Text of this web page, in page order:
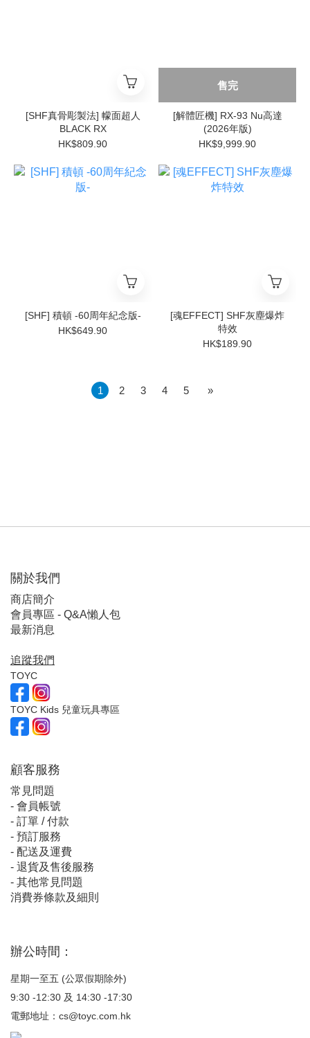
[SHF真骨彫製法] 幪面超人
BLACK RX
HK$809.90
售完
[解體匠機] RX-93 Nu高達
(2026年版)
HK$9,999.90
[SHF] 積頓 -60周年紀念版-
HK$649.90
[魂EFFECT] SHF灰塵爆炸
特效
HK$189.90
1 2 3 4 5 »
關於我們
商店簡介
會員專區 - Q&A懶人包
最新消息
追蹤我們
TOYC
TOYC Kids 兒童玩具專區
顧客服務
常見問題
- 會員帳號
- 訂單 / 付款
- 預訂服務
- 配送及運費
- 退貨及售後服務
- 其他常見問題
消費券條款及細則
辦公時間：
星期一至五 (公眾假期除外)
9:30 -12:30 及 14:30 -17:30
電郵地址： cs@toyc.com.hk